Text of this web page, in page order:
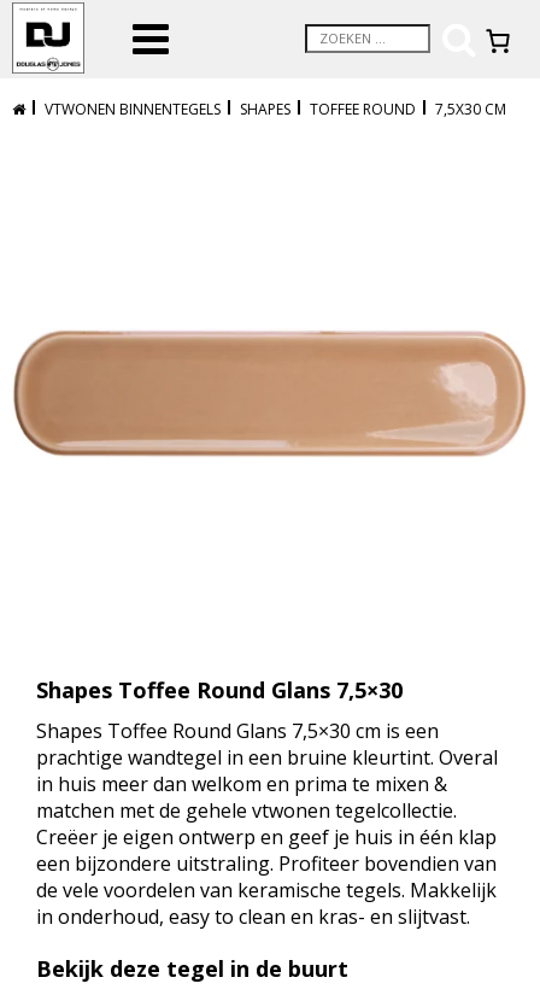
VTWONEN BINNENTEGELS SHAPES TOFFEE ROUND 7,5X30 CM
Shapes Toffee Round Glans 7,5×30
Shapes Toffee Round Glans 7,5×30 cm is een
prachtige wandtegel in een bruine kleurtint. Overal
in huis meer dan welkom en prima te mixen &
matchen met de gehele vtwonen tegelcollectie.
Creëer je eigen ontwerp en geef je huis in één klap
een bijzondere uitstraling. Profiteer bovendien van
de vele voordelen van keramische tegels. Makkelijk
in onderhoud, easy to clean en kras- en slijtvast.
Bekijk deze tegel in de buurt